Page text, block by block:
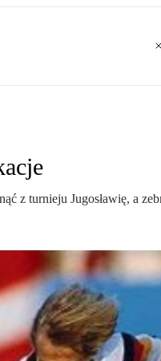
z turnieju Jugosławię, a